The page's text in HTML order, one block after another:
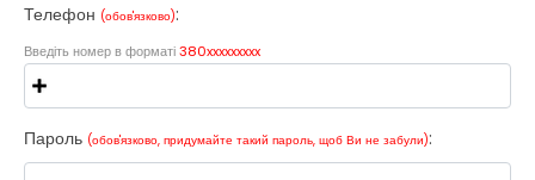
Телефон (обов'язково):
Введіть номер в форматі380xxxxxxxxx
Пароль (обов'язково, придумайте такий пароль, щоб Ви не забули):